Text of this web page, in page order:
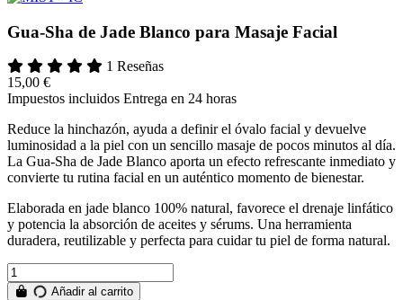
Gua-Sha de Jade Blanco para Masaje Facial
1 Reseñas
15,00 €
Impuestos incluidos Entrega en 24 horas
Reduce la hinchazón, ayuda a definir el óvalo facial y devuelve
luminosidad a la piel con un sencillo masaje de pocos minutos al día.
La Gua-Sha de Jade Blanco aporta un efecto refrescante inmediato y
convierte tu rutina facial en un auténtico momento de bienestar.
Elaborada en jade blanco 100% natural, favorece el drenaje linfático
y potencia la absorción de aceites y sérums. Una herramienta
duradera, reutilizable y perfecta para cuidar tu piel de forma natural.
Añadir al carrito